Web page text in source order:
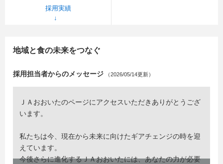
採用実績
地域と食の未来をつなぐ
採用担当者からのメッセージ （2026/05/14更新）
ＪＡおおいたのページにアクセスいただきありがとうござ
います。
私たちは今、現在から未来に向けたギアチェンジの時を迎
えています。
今後さらに進化するＪＡおおいたには、あなたの力が必要